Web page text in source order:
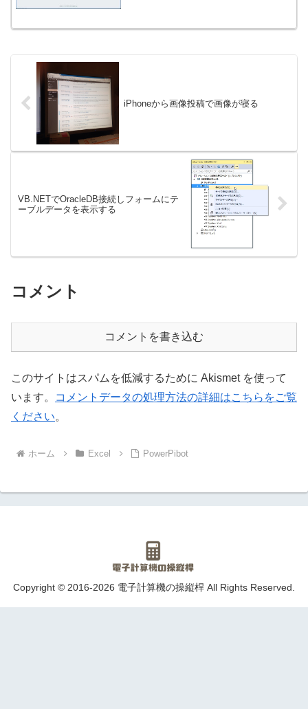
iPhoneから画像投稿で画像が寝る
VB.NETでOracleDB接続しフォームにテ
ーブルデータを表示する
コメント
コメントを書き込む
このサイトはスパムを低減するために Akismet を使って
います。
コメントデータの処理方法の詳細はこちらをご覧
ください。
ホーム Excel PowerPibot
Copyright © 2016-2026 電子計算機の操縦桿 All Rights Reserved.